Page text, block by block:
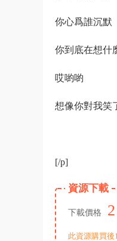
你心爲誰沉默
你到底在想什
哎喲喲
想像你對我笑
[/p]
資源下載
下載價格 2
此資源購買